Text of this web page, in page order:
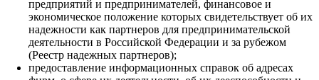
предприятий и предпринимателей, финансовое и
экономическое положение которых свидетельствует об их
надежности как партнеров для предпринимательской
деятельности в Российской Федерации и за рубежом
(Реестр надежных партнеров);
предоставление информационных справок об адресах